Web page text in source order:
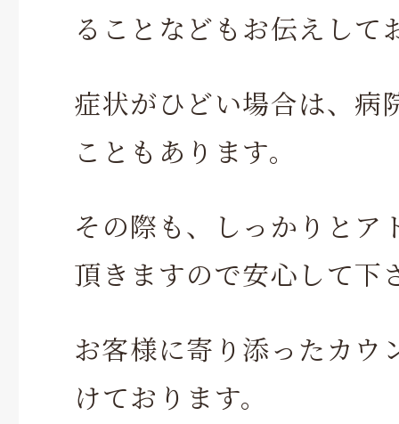
ることなどもお伝えして
症状がひどい場合は、病
こともあります。
その際も、しっかりとア
頂きますので安心して下
お客様に寄り添ったカウ
けております。